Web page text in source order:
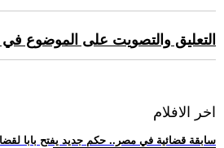
التعليق والتصويت على الموضوع في
اخر الافلام
.. سابقة قضائية في مصر.. حكم جديد يفتح بابا